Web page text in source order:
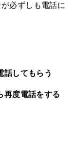
必ずしも電話に
話してもらう
再度電話をする